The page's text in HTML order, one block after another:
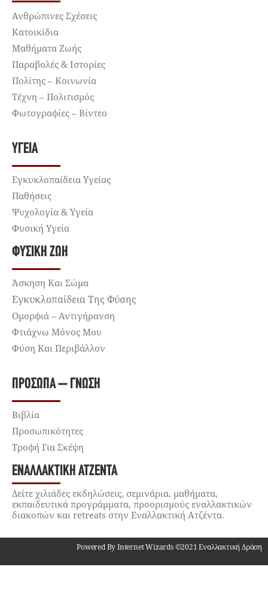
Ανθρώπινες Σχέσεις
Κατοικίδια
Μαθήματα Ζωής
Παραβολές & Ιστορίες
Πολίτης – Κοινωνία
Τέχνη – Πολιτισμός
Φωτογραφίες – Βίντεο
ΥΓΕΊΑ
Εγκυκλοπαίδεια Υγείας
Παθήσεις
Ψυχολογία & Υγεία
Φυσική Υγεία
ΦΥΣΙΚΉ ΖΩΉ
Άσκηση Και Σώμα
Εγκυκλοπαίδεια Της Φύσης
Ομορφιά – Αντιγήρανση
Φτιάχνω Μόνος Μου
Φύση Και Περιβάλλον
ΠΡΌΣΩΠΑ – ΓΝΏΣΗ
Βιβλία
Προσωπικότητες
Τροφή Για Σκέψη
ΕΝΑΛΛΑΚΤΙΚΉ ΑΤΖΈΝΤΑ
Δείτε χιλιάδες εκδηλώσεις, σεμινάρια, μαθήματα,
εκπαιδευτικά προγράμματα, προορισμούς εναλλακτικών
διακοπών και retreats στην Εναλλακτική Ατζέντα.
Powered By Internet Wizards ©2021 Εναλλακτική Δράση